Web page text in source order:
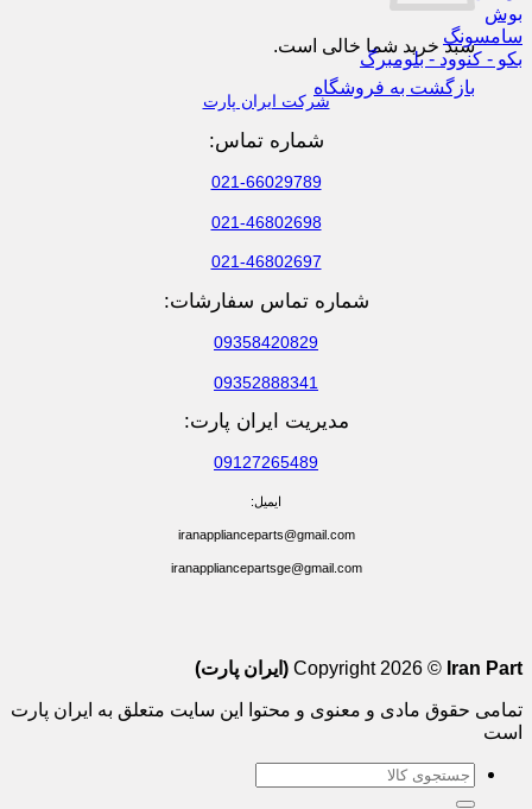
سبد خرید شما خالی است.
بازگشت به فروشگاه
بوش
سامسونگ
بکو - کنوود - بلومبرگ
شرکت ایران پارت
شماره تماس:
021-66029789
021-46802698
021-46802697
شماره تماس سفارشات:
09358420829
09352888341
مدیریت ایران پارت:
09127265489
ایمیل:
iranapplianceparts@gmail.com
iranappliancepartsge@gmail.com
Copyright 2026 © Iran Part (ایران پارت)
تمامی حقوق مادی و معنوی و محتوا این سایت متعلق به ایران پارت
است
جستجو
برای: